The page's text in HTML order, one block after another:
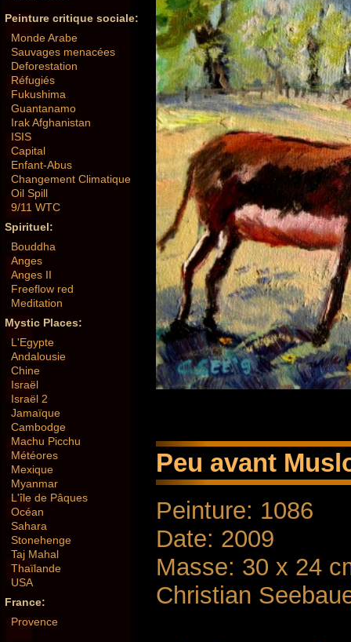
Peinture critique sociale:
Monde Arabe
Sauvages menacées
Deforestation
Réfugiés
Fukushima
Guantanamo
Irak Afghanistan
ISIS
Capital
Enfant-Abus
Changement Climatique
Oil Spill
9/11 WTC
Spirituel:
Bouddha
Anges
Anges II
Freeflow red
Meditation
Mystic Places:
L'Egypte
Andalousie
Chine
Israël
Israël 2
Jamaïque
Cambodge
Machu Picchu
Météores
Mexique
Myanmar
L'île de Pâques
Océan
Sahara
Stonehenge
Taj Mahal
Thaïlande
USA
France:
Provence
Peu avant
Peinture: 1086
Date: 2009
Masse: 30 x 24
Christian